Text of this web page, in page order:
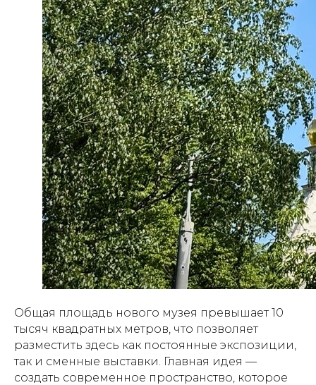
Общая площадь нового музея превышает 10
тысяч квадратных метров, что позволяет
разместить здесь как постоянные экспозиции,
так и сменные выставки. Главная идея —
создать современное пространство, которое